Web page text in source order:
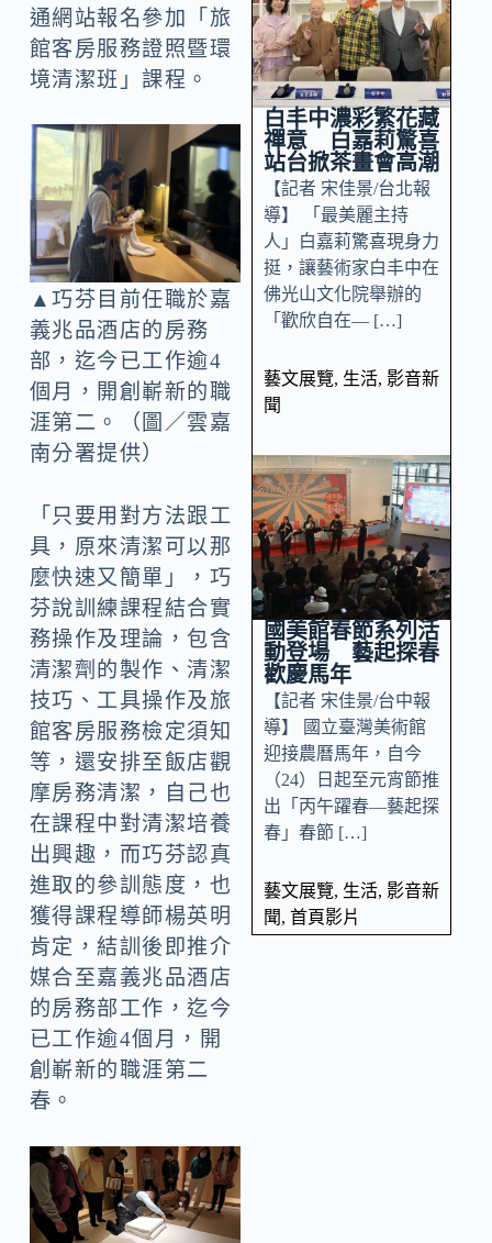
通網站報名參加「旅
館客房服務證照暨環
境清潔班」課程。
▲巧芬目前任職於嘉
義兆品酒店的房務
部，迄今已工作逾4
個月，開創嶄新的職
涯第二。（圖／雲嘉
南分署提供）
「只要用對方法跟工
具，原來清潔可以那
麼快速又簡單」，巧
芬說訓練課程結合實
務操作及理論，包含
清潔劑的製作、清潔
技巧、工具操作及旅
館客房服務檢定須知
等，還安排至飯店觀
摩房務清潔，自己也
在課程中對清潔培養
出興趣，而巧芬認真
進取的參訓態度，也
獲得課程導師楊英明
肯定，結訓後即推介
媒合至嘉義兆品酒店
的房務部工作，迄今
已工作逾4個月，開
創嶄新的職涯第二
春。
白丰中濃彩繁花藏
禪意 白嘉莉驚喜
站台掀茶畫會高潮
【記者 宋佳景/台北報
導】 「最美麗主持
人」白嘉莉驚喜現身力
挺，讓藝術家白丰中在
佛光山文化院舉辦的
「歡欣自在— […]
藝文展覽, 生活, 影音新
聞
國美館春節系列活
動登場 藝起探春
歡慶馬年
【記者 宋佳景/台中報
導】 國立臺灣美術館
迎接農曆馬年，自今
（24）日起至元宵節推
出「丙午躍春—藝起探
春」春節 […]
藝文展覽, 生活, 影音新
聞, 首頁影片